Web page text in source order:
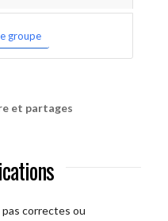
groupe
et partages
correctes ou